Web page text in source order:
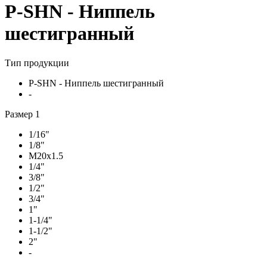
P-SHN - Ниппель
шестигранный
Тип продукции
P-SHN - Ниппель шестигранный
-
Размер 1
1/16"
1/8"
M20x1.5
1/4"
3/8"
1/2"
3/4"
1"
1-1/4"
1-1/2"
2"
-